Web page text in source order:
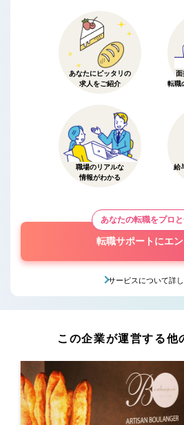
あなたにピッタリの
求人をご紹介
面
転職
職場のリアルな
情報がわかる
給
あなたの転職をプロ
転職サポートにエ
サービスについて詳
この企業が運営する他